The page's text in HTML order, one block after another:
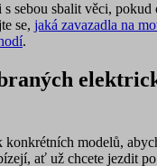
sebou sbalit věci, pokud
se, jaká zavazadla na
.
modelů,
ať už chcete jezdit